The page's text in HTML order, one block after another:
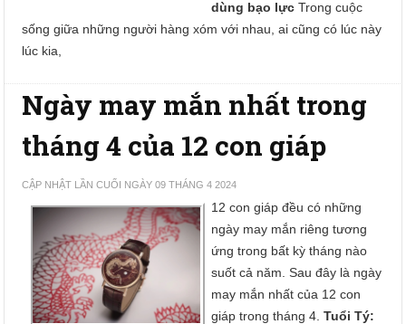
dùng bạo lực Trong cuộc
sống giữa những người hàng xóm với nhau, ai cũng có lúc này
lúc kia,
Ngày may mắn nhất trong
tháng 4 của 12 con giáp
CẬP NHẬT LẦN CUỐI NGÀY 09 THÁNG 4 2024
12 con giáp đều có những
ngày may mắn riêng tương
ứng trong bất kỳ tháng nào
suốt cả năm. Sau đây là ngày
may mắn nhất của 12 con
giáp trong tháng 4.Tuổi Tý: